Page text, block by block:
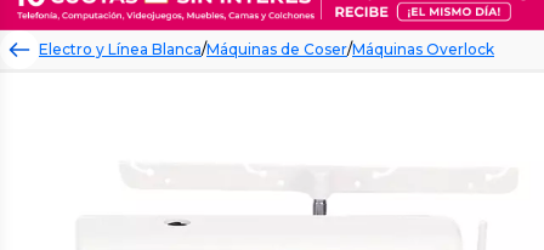
Electro y Línea Blanca/Máquinas de Coser/Máquinas Overlock